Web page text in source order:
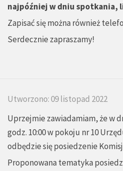
najpóźniej w dniu spotkania,
Zapisać się można również
Serdecznie zapraszamy!
Utworzono: 09 listopad 2022
Uprzejmie zawiadamiam, że w
godz. 10:00 w pokoju nr 10
odbędzie się posiedzenie
Proponowana tematyka